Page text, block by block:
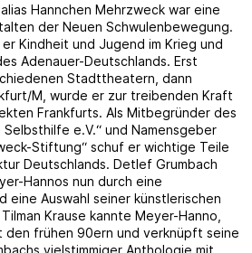
Hannchen Mehrzweck war eine
der Neuen Schwulenbewegung.
Kindheit und Jugend im Krieg und
Adenauer-Deutschlands. Erst
Stadttheatern, dann
M, wurde er zur treibenden Kraft
Frankfurts. Als Mitbegründer des
Selbsthilfe e.V.“ und Namensgeber
Stiftung“ schuf er wichtige Teile
Deutschlands. Detlef Grumbach
Hannos nun durch eine
eine Auswahl seiner künstlerischen
Krause kannte Meyer-Hanno,
frühen 90ern und verknüpft seine
vielstimmiger Anthologie mit